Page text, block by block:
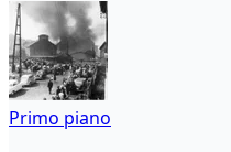
Primo piano